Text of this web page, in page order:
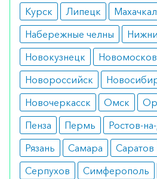
осложненной резус-
Побочные эффекты
Пациенты очень редко
нежелательных симптомов
Побочными эффектами
организма, тошнота,
тела, сонливость.
Режим дозирования
Курск
Липецк
Набережные челны
Новокузнецк
Новороссийск
Новочеркасск
Омск
Пенза
Пермь Ростов-
Рязань
Самара Саратов
Серпухов
Симферополь